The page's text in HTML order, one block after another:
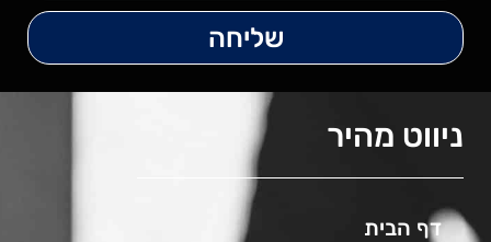
שליחה
ניווט מהיר
דף הבית